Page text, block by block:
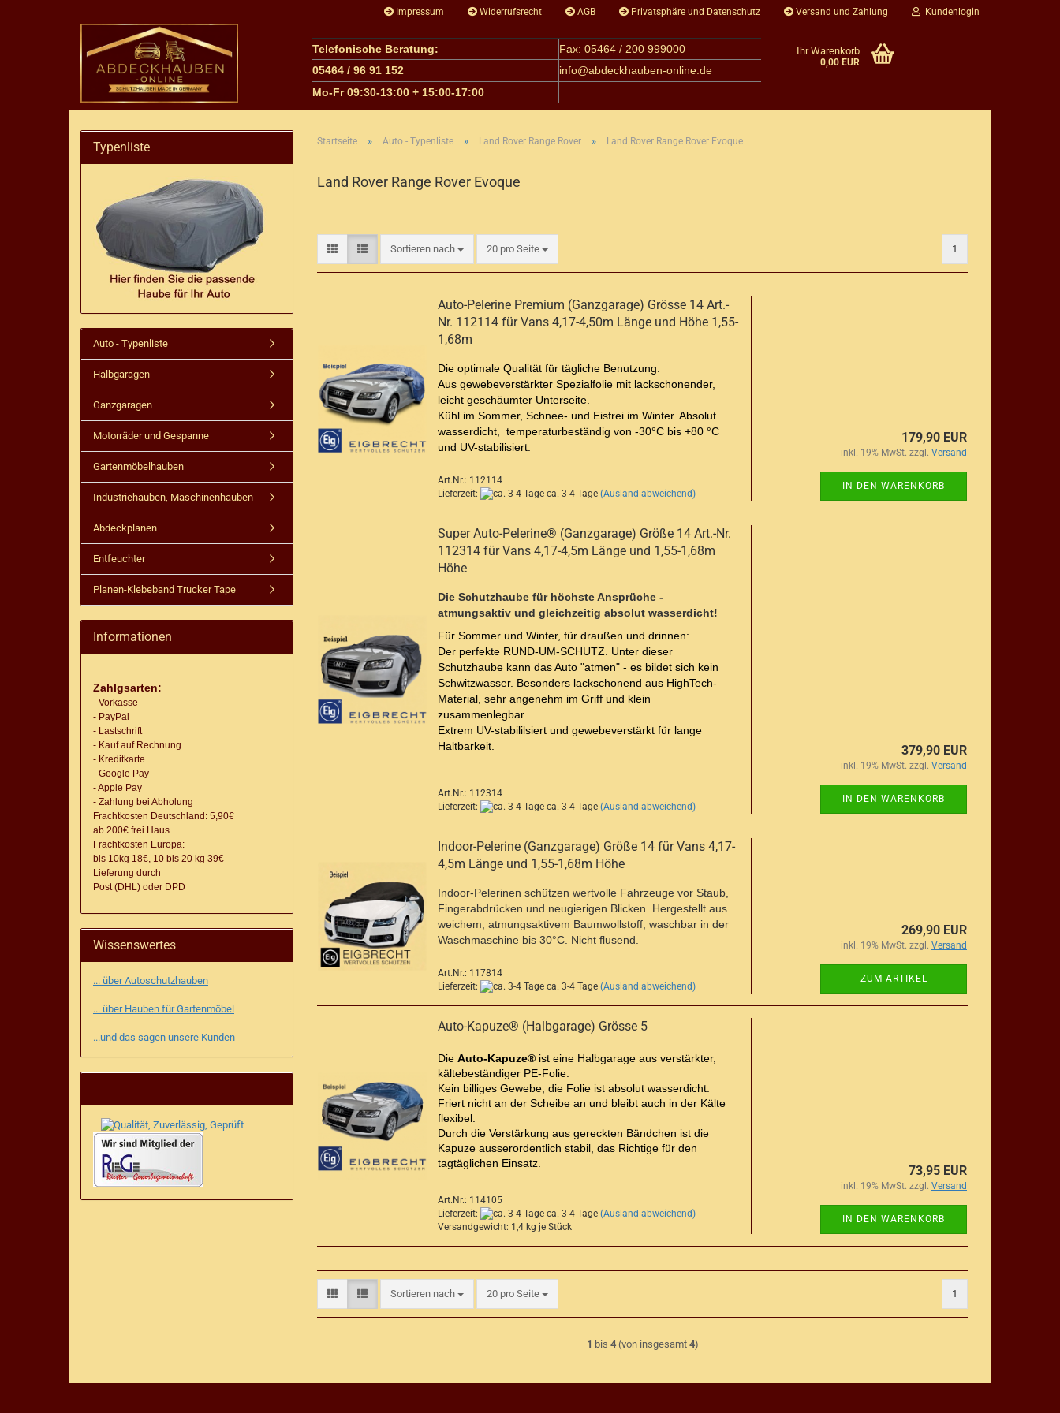
Impressum Widerrufsrecht AGB Privatsphäre und Datenschutz Versand und Zahlung Kundenlogin
Telefonische Beratung:
Fax: 05464 / 200 999000
05464 / 96 91 152
info@abdeckhauben-online.de
Mo-Fr 09:30-13:00 + 15:00-17:00
Ihr Warenkorb
0,00 EUR
Startseite » Auto - Typenliste » Land Rover Range Rover » Land Rover Range Rover Evoque
Land Rover Range Rover Evoque
Sortieren nach
Sortieren nach 20 pro Seite
pro Seite 1
Auto-Pelerine Premium (Ganzgarage) Grösse 14 Art.-
Nr. 112114 für Vans 4,17-4,50m Länge und Höhe 1,55-
1,68m
Die optimale Qualität für tägliche Benutzung.
Aus gewebeverstärkter Spezialfolie mit lackschonender,
leicht geschäumter Unterseite.
Kühl im Sommer, Schnee- und Eisfrei im Winter. Absolut
wasserdicht, temperaturbeständig von -30°C bis +80 °C
und UV-stabilisiert.
Art.Nr.: 112114
Lieferzeit:
ca. 3-4 Tage (Ausland abweichend)
179,90 EUR
inkl. 19% MwSt. zzgl. Versand
IN DEN WARENKORB
Super Auto-Pelerine® (Ganzgarage) Größe 14 Art.-Nr.
112314 für Vans 4,17-4,5m Länge und 1,55-1,68m
Höhe
Die Schutzhaube für höchste Ansprüche -
atmungsaktiv und gleichzeitig absolut wasserdicht!
Für Sommer und Winter, für draußen und drinnen:
Der perfekte RUND-UM-SCHUTZ. Unter dieser
Schutzhaube kann das Auto "atmen" - es bildet sich kein
Schwitzwasser. Besonders lackschonend aus HighTech-
Material, sehr angenehm im Griff und klein
zusammenlegbar.
Extrem UV-stabililsiert und gewebeverstärkt für lange
Haltbarkeit.
Art.Nr.: 112314
Lieferzeit:
ca. 3-4 Tage (Ausland abweichend)
379,90 EUR
inkl. 19% MwSt. zzgl. Versand
IN DEN WARENKORB
Indoor-Pelerine (Ganzgarage) Größe 14 für Vans 4,17-
4,5m Länge und 1,55-1,68m Höhe
Indoor-Pelerinen schützen wertvolle Fahrzeuge vor Staub,
Fingerabdrücken und neugierigen Blicken. Hergestellt aus
weichem, atmungsaktivem Baumwollstoff, waschbar in der
Waschmaschine bis 30°C. Nicht flusend.
Art.Nr.: 117814
Lieferzeit:
ca. 3-4 Tage (Ausland abweichend)
269,90 EUR
inkl. 19% MwSt. zzgl. Versand
ZUM ARTIKEL
Auto-Kapuze® (Halbgarage) Grösse 5
Die Auto-Kapuze® ist eine Halbgarage aus verstärkter,
kältebeständiger PE-Folie.
Kein billiges Gewebe, die Folie ist absolut wasserdicht.
Friert nicht an der Scheibe an und bleibt auch in der Kälte
flexibel.
Durch die Verstärkung aus gereckten Bändchen ist die
Kapuze ausserordentlich stabil, das Richtige für den
tagtäglichen Einsatz.
Art.Nr.: 114105
Lieferzeit:
ca. 3-4 Tage (Ausland abweichend)
Versandgewicht: 1,4 kg je Stück
73,95 EUR
inkl. 19% MwSt. zzgl. Versand
IN DEN WARENKORB
Sortieren nach
Sortieren nach 20 pro Seite
pro Seite 1
1 bis 4(von insgesamt 4)
Typenliste
Auto - Typenliste
Halbgaragen
Ganzgaragen
Motorräder und Gespanne
Gartenmöbelhauben
Industriehauben, Maschinenhauben
Abdeckplanen
Entfeuchter
Planen-Klebeband Trucker Tape
Informationen
Zahlgsarten:
- Vorkasse
- PayPal
- Lastschrift
- Kauf auf Rechnung
- Kreditkarte
- Google Pay
- Apple Pay
- Zahlung bei Abholung
Frachtkosten Deutschland: 5,90€
ab 200€ frei Haus
Frachtkosten Europa:
bis 10kg 18€, 10 bis 20 kg 39€
Lieferung durch
Post (DHL) oder DPD
Wissenswertes
... über Autoschutzhauben
... über Hauben für Gartenmöbel
...und das sagen unsere Kunden